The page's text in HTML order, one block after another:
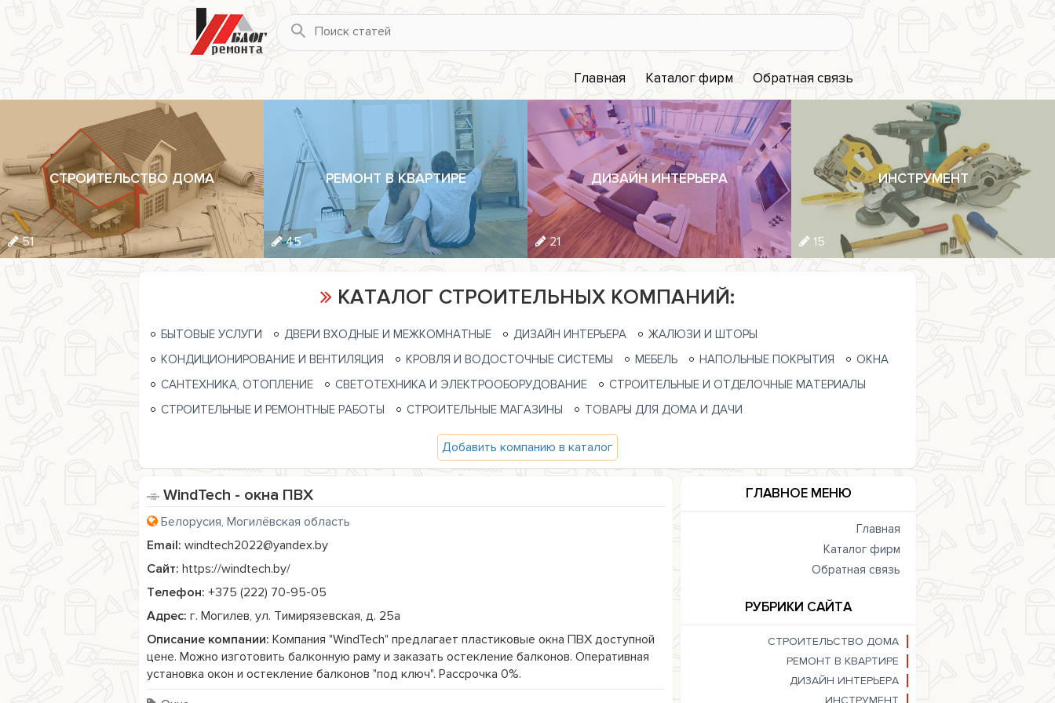
Обратная связь
Каталог фирм
Главная
СТРОИТЕЛЬСТВО ДОМА
51
РЕМОНТ В КВАРТИРЕ
45
ДИЗАЙН ИНТЕРЬЕРА
21
ИНСТРУМЕНТ
15
КАТАЛОГ СТРОИТЕЛЬНЫХ КОМПАНИЙ:
БЫТОВЫЕ УСЛУГИ ДВЕРИ ВХОДНЫЕ И МЕЖКОМНАТНЫЕ ДИЗАЙН ИНТЕРЬЕРА
ЖАЛЮЗИ И ШТОРЫ
КОНДИЦИОНИРОВАНИЕ И ВЕНТИЛЯЦИЯ
КРОВЛЯ И ВОДОСТОЧНЫЕ СИСТЕМЫ МЕБЕЛЬ НАПОЛЬНЫЕ ПОКРЫТИЯ
ОКНА
САНТЕХНИКА, ОТОПЛЕНИЕ
СВЕТОТЕХНИКА И ЭЛЕКТРООБОРУДОВАНИЕ
СТРОИТЕЛЬНЫЕ И ОТДЕЛОЧНЫЕ МАТЕРИАЛЫ
СТРОИТЕЛЬНЫЕ И РЕМОНТНЫЕ РАБОТЫ
СТРОИТЕЛЬНЫЕ МАГАЗИНЫ ТОВАРЫ ДЛЯ ДОМА И ДАЧИ
Добавить компанию в каталог
WindTech - окна ПВХ
Белорусия, Могилёвская область
Email: windtech2022@yandex.by
Сайт: https://windtech.by/
Телефон: +375 (222) 70-95-05
Адрес: г. Могилев, ул. Тимирязевская, д. 25а
Описание компании: Компания "WindTech" предлагает пластиковые окна ПВХ доступной
цене. Можно изготовить балконную раму и заказать остекление балконов. Оперативная
установка окон и остекление балконов "под ключ". Рассрочка 0%.
ГЛАВНОЕ МЕНЮ
Главная
Каталог фирм
Обратная связь
РУБРИКИ САЙТА
СТРОИТЕЛЬСТВО ДОМА
РЕМОНТ В КВАРТИРЕ
ДИЗАЙН ИНТЕРЬЕРА